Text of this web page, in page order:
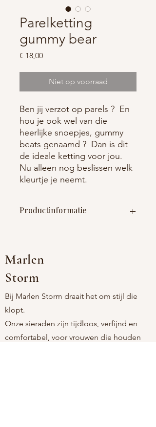
Parelketting
gummy bear
€ 18,00Prijs
Niet op voorraad
Ben jij verzot op parels ? En
hou je ook wel van die
heerlijke snoepjes, gummy
beats genaamd ? Dan is dit
de ideale ketting voor jou.
Nu alleen nog beslissen welk
kleurtje je neemt.
Productinformatie
cm verlengstuk lengte hanger
17mm breedte hanger 10mm
Marlen
Storm
Bij Marlen Storm draait het om stijl die
klopt.
Onze sieraden zijn tijdloos, verfijnd en
comfortabel, voor vrouwen die houden